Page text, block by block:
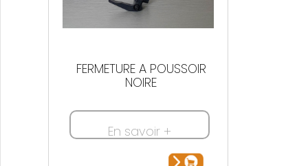
FERMETURE A POUSSOIR
NOIRE
En savoir +